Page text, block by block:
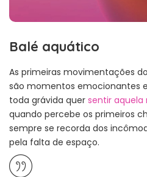
Balé aquático
As primeiras movimentações
são momentos emocionantes
toda grávida quer sentir aquela
quando percebe os primeiros
sempre se recorda dos
pela falta de espaço.